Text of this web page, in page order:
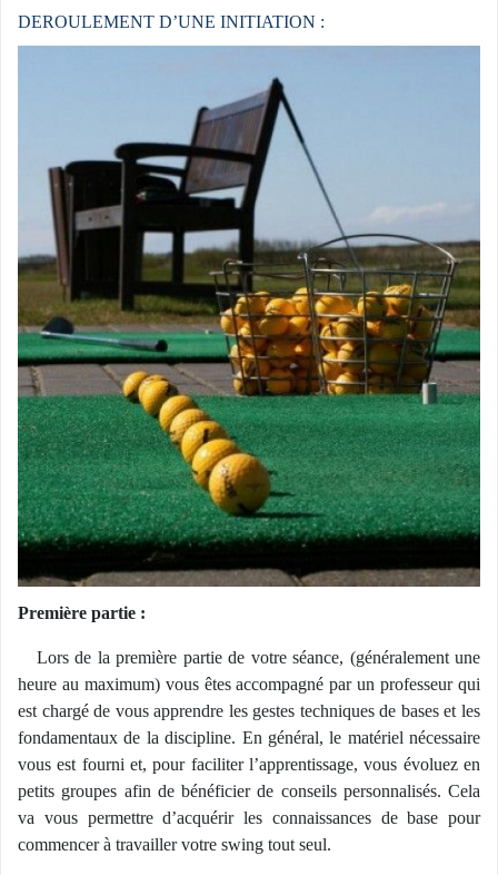
DEROULEMENT D’UNE INITIATION :
Première partie :
Lors de la première partie de votre séance, (généralement une
heure au maximum) vous êtes accompagné par un professeur qui
est chargé de vous apprendre les gestes techniques de bases et les
fondamentaux de la discipline. En général, le matériel nécessaire
vous est fourni et, pour faciliter l’apprentissage, vous évoluez en
petits groupes afin de bénéficier de conseils personnalisés. Cela
va vous permettre d’acquérir les connaissances de base pour
commencer à travailler votre swing tout seul.